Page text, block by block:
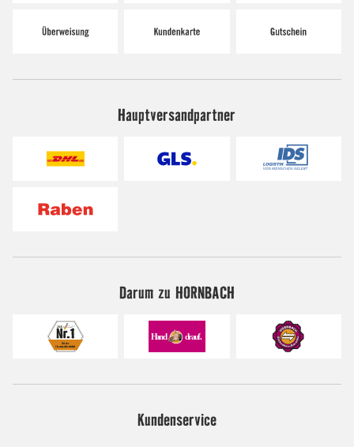
Hauptversandpartner
Darum zu HORNBACH
Kundenservice